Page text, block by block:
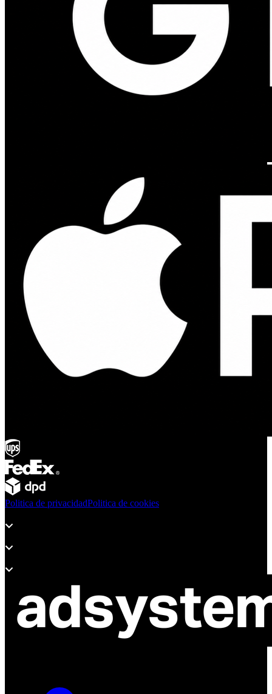
Politica de privacidadPolitica de cookies